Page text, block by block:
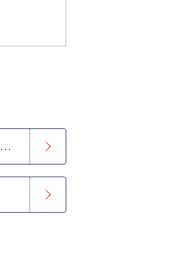
WAAROM JE CONTACT CENTER OMNICHANNEL MOET GAAN